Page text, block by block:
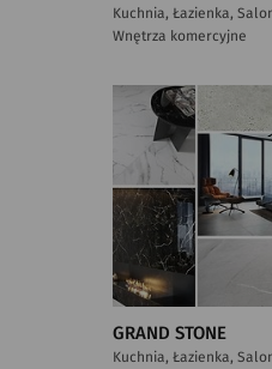
Kuchnia, Łazienka,
Wnętrza komercyjne
GRAND STONE
Kuchnia, Łazienka,